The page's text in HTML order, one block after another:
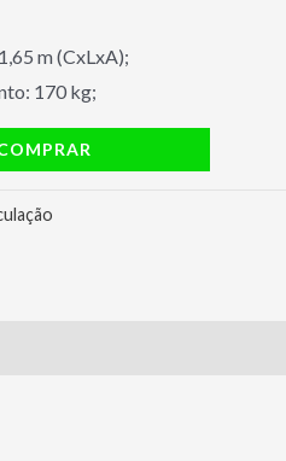
m (CxLxA);
170 kg;